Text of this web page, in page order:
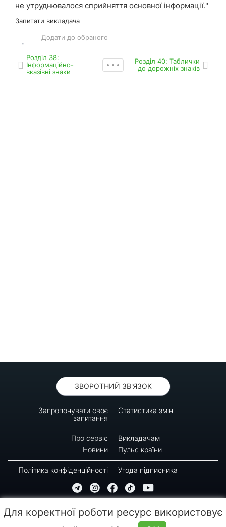
не утруднювалося сприйняття основної інформації."
Запитати викладача
Додати до обраного
Роздiл 38:
Інформаційно-
вказівні знаки
Роздiл 40: Таблички
до дорожніх знаків
ЗВОРОТНИЙ ЗВ'ЯЗОК
Запропонувати своє
запитання
Статистика змін
Про сервіс
Викладачам
Новини
Пульс країни
Політика конфіденційності Угода підписника
Копіювання, передрук або використання матеріалів цієї сторінки для відтворення,
переносу на інші носії інформації заборонено. Час останнього оновлення: 10:17
Для коректної роботи ресурс використовує